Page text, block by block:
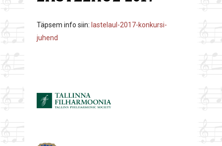
Täpsem info siin: lastelaul-2017-konkursi-
juhend